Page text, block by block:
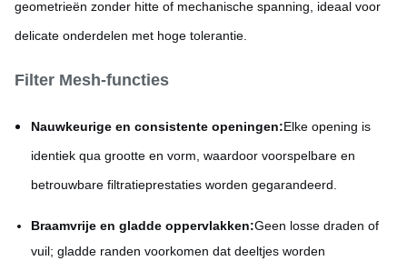
geometrieën zonder hitte of mechanische spanning, ideaal voor
delicate onderdelen met hoge tolerantie.
Filter Mesh-functies
Nauwkeurige en consistente openingen:Elke opening is
identiek qua grootte en vorm, waardoor voorspelbare en
betrouwbare filtratieprestaties worden gegarandeerd.
Braamvrije en gladde oppervlakken:Geen losse draden of
vuil; gladde randen voorkomen dat deeltjes worden